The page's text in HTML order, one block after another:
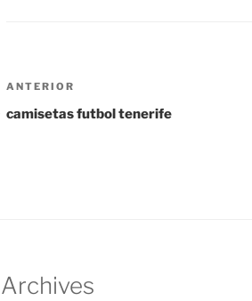
Navegación
de
Entrada
anterior:
ANTERIOR
camisetas futbol tenerife
Archives